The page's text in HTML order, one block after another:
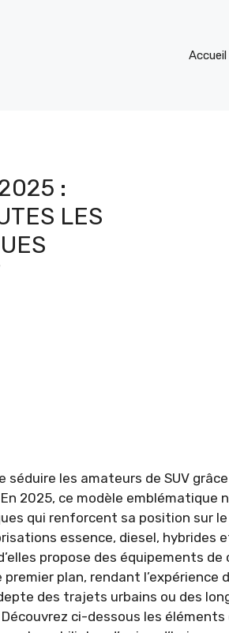
Accueil
:
LES
les amateurs de SUV
2025, ce modèle emblématique
qui renforcent sa position sur
essence, diesel, hybrides
propose des équipements
premier plan, rendant
des trajets urbains ou des
ci-dessous les